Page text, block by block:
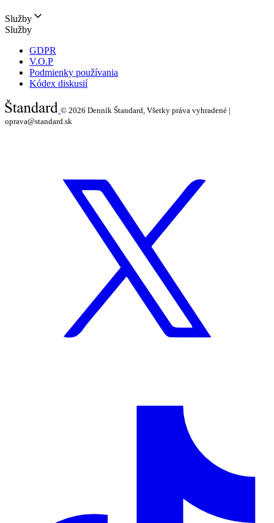
Služby
Služby
GDPR
V.O.P
Podmienky používania
Kódex diskusií
© 2026 Denník Štandard, Všetky práva vyhradené |
oprava@standard.sk